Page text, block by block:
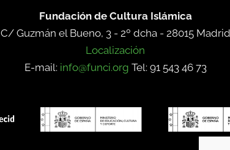
Fundación de Cultura Islámica
C/ Guzmán el Bueno, 3 - 2º dcha - 28015 Madrid
Localización
E-mail: info@funci.org Tel: 91 543 46 73